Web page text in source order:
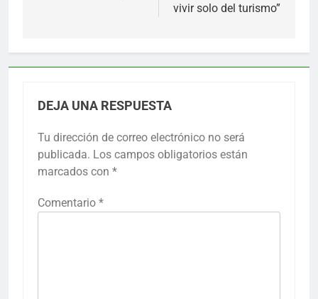
vivir solo del turismo”
DEJA UNA RESPUESTA
Tu dirección de correo electrónico no será
publicada. Los campos obligatorios están
marcados con *
Comentario *